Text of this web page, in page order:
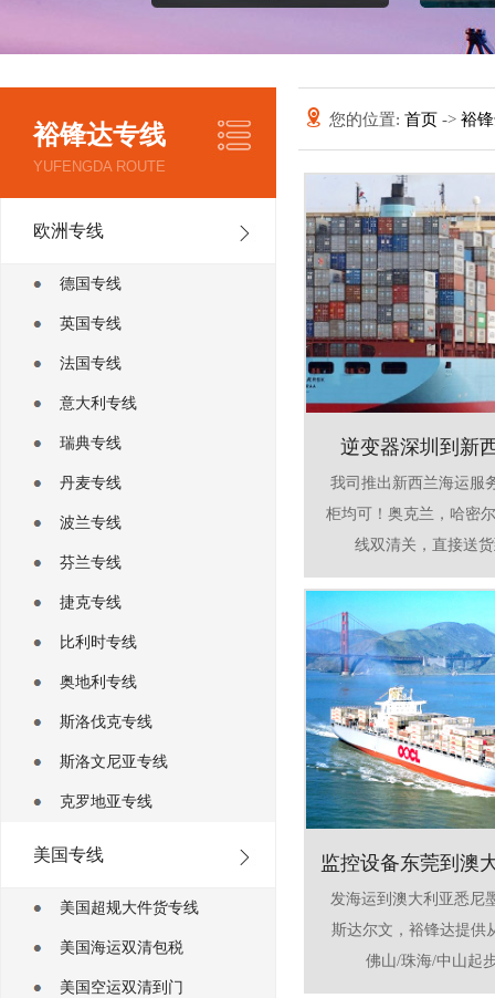
裕锋达专线
YUFENGDA ROUTE
欧洲专线
德国专线
英国专线
法国专线
意大利专线
瑞典专线
丹麦专线
波兰专线
芬兰专线
捷克专线
比利时专线
奥地利专线
斯洛伐克专线
斯洛文尼亚专线
克罗地亚专线
美国专线
美国超规大件货专线
美国海运双清包税
美国空运双清到门
您的位置: 首页 -> 裕
逆变器深圳到新
我司推出新西兰海运服
柜均可！奥克兰，哈密
线双清关，直接送
监控设备东莞到澳
发海运到澳大利亚悉尼
斯达尔文，裕锋达提供
佛山/珠海/中山起